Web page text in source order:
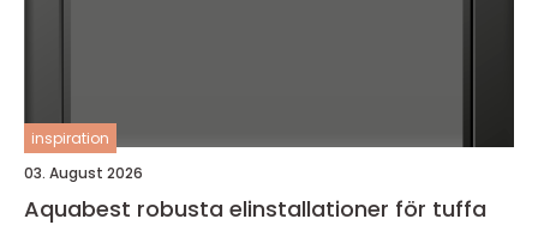
inspiration
03. August 2026
Aquabest robusta elinstallationer för tuffa